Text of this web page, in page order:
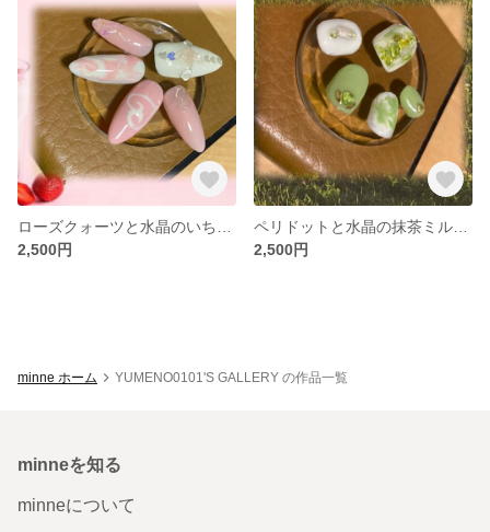
2,500円
2,500円
minne ホーム YUMENO0101'S GALLERY の作品一覧
minneを知る
minneについて